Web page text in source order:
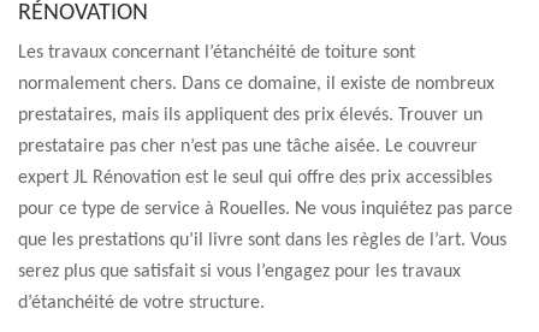
RÉNOVATION
Les travaux concernant l’étanchéité de toiture sont
normalement chers. Dans ce domaine, il existe de nombreux
prestataires, mais ils appliquent des prix élevés. Trouver un
prestataire pas cher n’est pas une tâche aisée. Le couvreur
expert JL Rénovation est le seul qui offre des prix accessibles
pour ce type de service à Rouelles. Ne vous inquiétez pas parce
que les prestations qu’il livre sont dans les règles de l’art. Vous
serez plus que satisfait si vous l’engagez pour les travaux
d’étanchéité de votre structure.